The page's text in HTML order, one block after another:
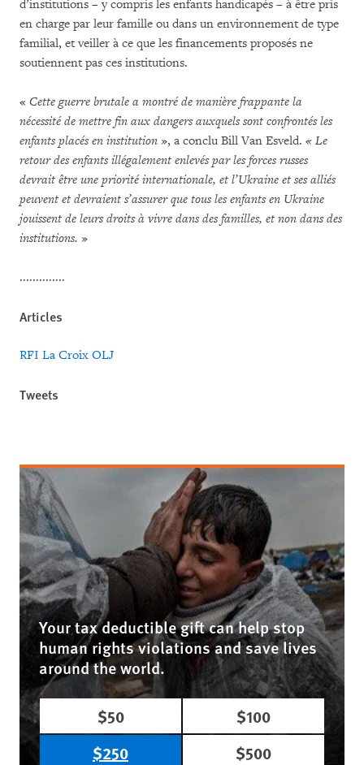
d’institutions – y compris les enfants handicapés – à être pris
en charge par leur famille ou dans un environnement de type
familial, et veiller à ce que les financements proposés ne
soutiennent pas ces institutions.
« Cette guerre brutale a montré de manière frappante la
nécessité de mettre fin aux dangers auxquels sont confrontés les
enfants placés en institution », a conclu Bill Van Esveld. « Le
retour des enfants illégalement enlevés par les forces russes
devrait être une priorité internationale, et l’Ukraine et ses alliés
peuvent et devraient s’assurer que tous les enfants en Ukraine
jouissent de leurs droits à vivre dans des familles, et non dans des
institutions. »
..............
Articles
RFI La Croix OLJ
Tweets
Your tax deductible gift can help stop
human rights violations and save lives
around the world.
$50
$100
$250
$500